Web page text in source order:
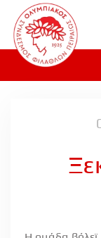
Skip to main